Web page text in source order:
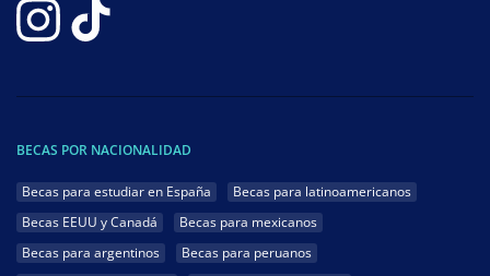
BECAS POR NACIONALIDAD
Becas para estudiar en España
Becas para latinoamericanos
Becas EEUU y Canadá
Becas para mexicanos
Becas para argentinos
Becas para peruanos